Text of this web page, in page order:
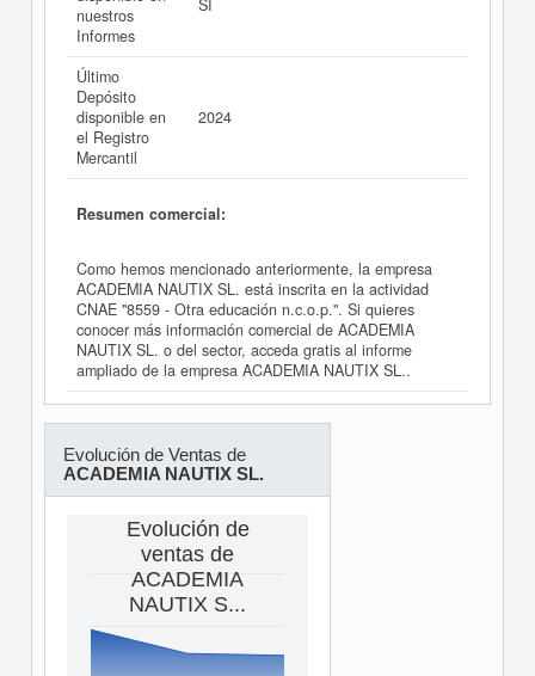
nuestros
Informes
SI
Último
Depósito
disponible en
el Registro
Mercantil
2024
Resumen comercial:
Como hemos mencionado anteriormente, la empresa
ACADEMIA NAUTIX SL. está inscrita en la actividad
CNAE "8559 - Otra educación n.c.o.p.". Si quieres
conocer más información comercial de ACADEMIA
NAUTIX SL. o del sector, acceda gratis al informe
ampliado de la empresa ACADEMIA NAUTIX SL..
Evolución de Ventas de
ACADEMIA NAUTIX SL.
Evolución de
ventas de
ACADEMIA
NAUTIX S...